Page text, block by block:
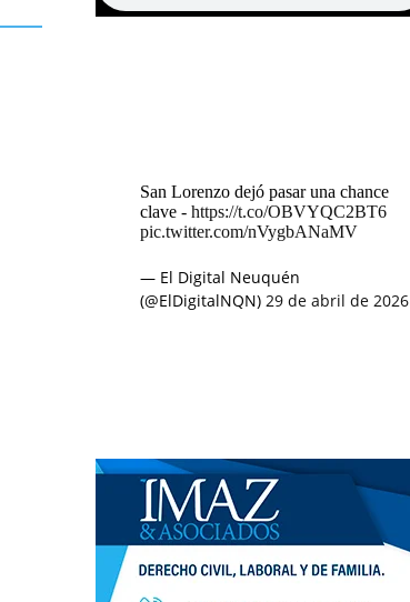
San Lorenzo dejó pasar una chance
clave - https://t.co/OBVYQC2BT6
pic.twitter.com/nVygbANaMV
— El Digital Neuquén
(@ElDigitalNQN) 29 de abril de 2026